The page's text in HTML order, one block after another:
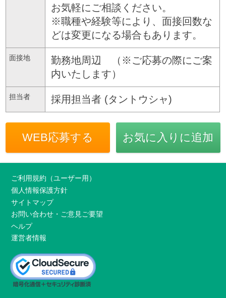
お気軽にご相談ください。
※職種や経験等により、面接回数な
どは変更になる場合もあります。
面接地
勤務地周辺 （※ご応募の際にご案
内いたします）
担当者 採用担当者 (タントウシャ)
WEB応募する お気に入りに追加
ご利用規約（ユーザー用）
個人情報保護方針
サイトマップ
お問い合わせ・ご意見ご要望
ヘルプ
運営者情報